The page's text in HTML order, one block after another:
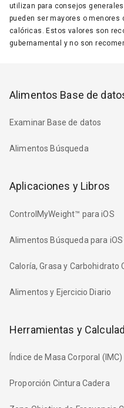
utilizan para consejos
pueden ser mayores o menores
calóricas. Estos valores son
gubernamental y no son
Alimentos Base de
Examinar Base de datos
Alimentos Búsqueda
Aplicaciones y Libros
ControlMyWeight™ para iOS
Alimentos Búsqueda para
Caloría, Grasa y Carbohidrato
Alimentos y Ejercicio Diario
Herramientas y
Índice de Masa Corporal (IMC)
Proporción Cintura Cadera